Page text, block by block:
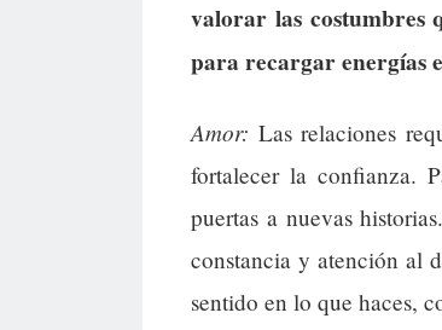
valorar las costumbres
para recargar energías
Amor: Las relaciones
fortalecer la confianza.
puertas a nuevas historias.
constancia y atención al
sentido en lo que haces,